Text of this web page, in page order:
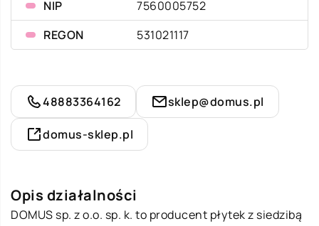
NIP
7560005752
REGON
531021117
48883364162 sklep@domus.pl
domus-sklep.pl
Opis działalności
DOMUS sp. z o.o. sp. k. to producent płytek z siedzibą